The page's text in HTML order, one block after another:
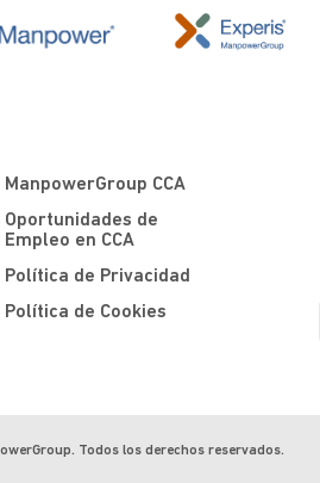
ManpowerGroup CCA
Oportunidades de
Empleo en CCA
Política de Privacidad
Política de Cookies
Todos los derechos reservados.